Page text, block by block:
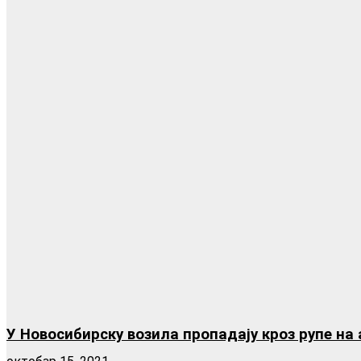
У Новосибирску возила пропадају кроз рупе на